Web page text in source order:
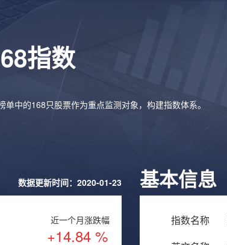
指数
中的168只股票作为重点监测对象，构建指数体系。
数据更新时间：2020-01-23
近一个月涨跌幅
+14.84 %
基本信息
指数名称